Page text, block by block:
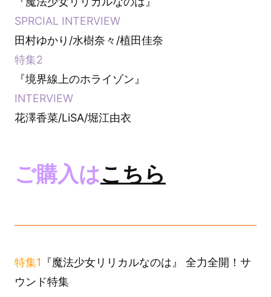
SPRCIAL INTERVIEW
田村ゆかり/水樹奈々/植田佳奈
特集2
『境界線上のホライゾン』
INTERVIEW
花澤香菜/LiSA/堀江由衣
ご購入はこちら
特集1 『魔法少女リリカルなのは』 全力全開！サ
ウンド特集